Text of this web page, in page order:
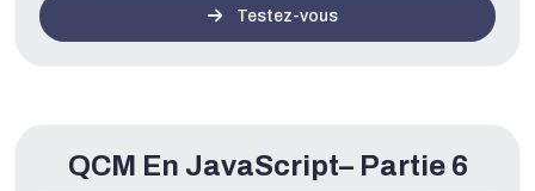
Testez-vous
QCM En JavaScript– Partie 6